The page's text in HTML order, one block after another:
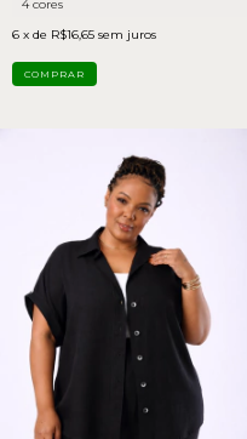
4 cores
6 x de R$16,65 sem juros
COMPRAR